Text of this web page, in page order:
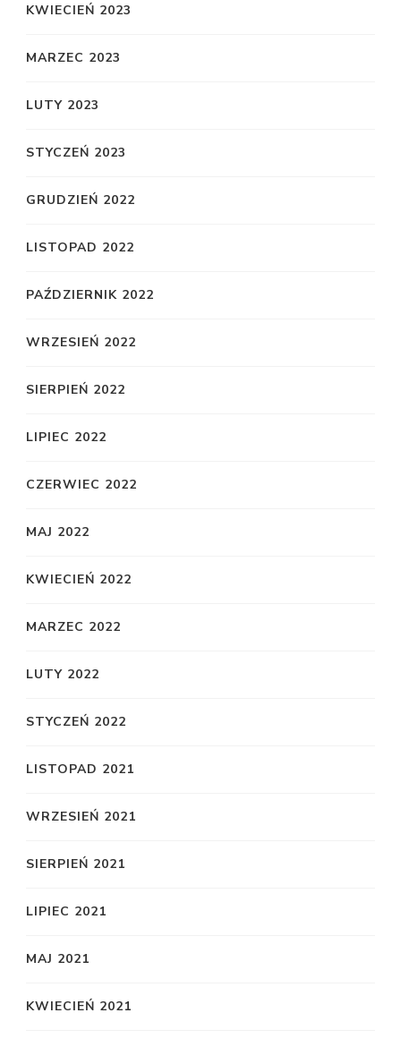
KWIECIEŃ 2023
MARZEC 2023
LUTY 2023
STYCZEŃ 2023
GRUDZIEŃ 2022
LISTOPAD 2022
PAŹDZIERNIK 2022
WRZESIEŃ 2022
SIERPIEŃ 2022
LIPIEC 2022
CZERWIEC 2022
MAJ 2022
KWIECIEŃ 2022
MARZEC 2022
LUTY 2022
STYCZEŃ 2022
LISTOPAD 2021
WRZESIEŃ 2021
SIERPIEŃ 2021
LIPIEC 2021
MAJ 2021
KWIECIEŃ 2021